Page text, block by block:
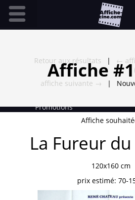
Infos pratiques
Affiche
Promotions
FAQ
Vendu
Retour aux résultats | ←
Affiche
affiche suivante → |
Affiche
La Fureur
120x160 cm
prix estimé: 70-